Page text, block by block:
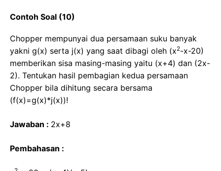
Contoh Soal (10)
Chopper mempunyai dua persamaan suku banyak
yakni g(x) serta j(x) yang saat dibagi oleh (x2-x-20)
memberikan sisa masing-masing yaitu (x+4) dan (2x-
2). Tentukan hasil pembagian kedua persamaan
Chopper bila dihitung secara bersama
(f(x)=g(x)*j(x))!
Jawaban : 2x+8
Pembahasan :